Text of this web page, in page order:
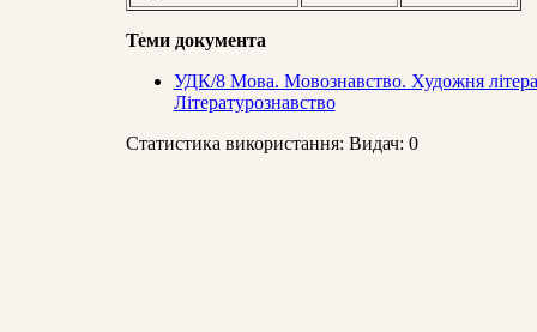
Теми документа
УДК/8 Мова. Мовознавство. Художня
Літературознавство
Статистика використання: Видач: 0